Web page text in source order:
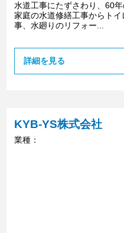
水道工事にたずさわり、60
家庭の水道修繕工事からト
事、水廻りのリフォー...
詳細を見る
KYB-YS株式会社
業種：